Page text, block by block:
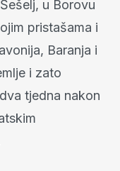
u Borovu
pristašama i
Baranja i
i zato
tjedna nakon